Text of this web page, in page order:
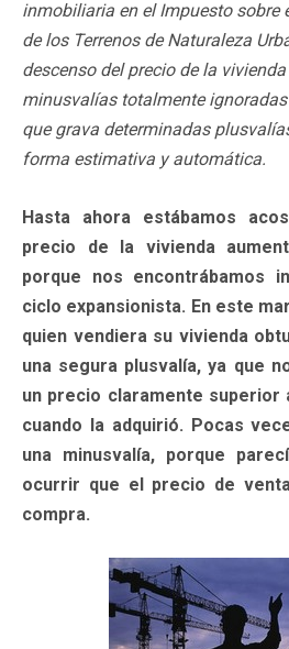
inmobiliaria en el Impuesto sobre
de los Terrenos de Naturaleza
descenso del precio de la
minusvalías totalmente
que grava determinadas
forma estimativa y automática.
Hasta ahora estábamos
precio de la vivienda
porque nos encontrábamos
ciclo expansionista. En este
quien vendiera su vivienda
una segura plusvalía, ya que
un precio claramente superior
cuando la adquirió. Pocas
una minusvalía, porque
ocurrir que el precio de
compra.